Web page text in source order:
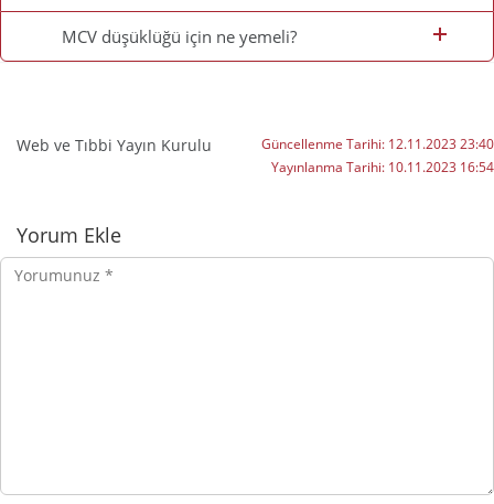
MCV düşüklüğü için ne yemeli?
Web ve Tıbbi Yayın Kurulu Güncellenme Tarihi: 12.11.2023 23:40
Yayınlanma Tarihi: 10.11.2023 16:54
Yorumlar
Yorum Ekle
Yorumunuz